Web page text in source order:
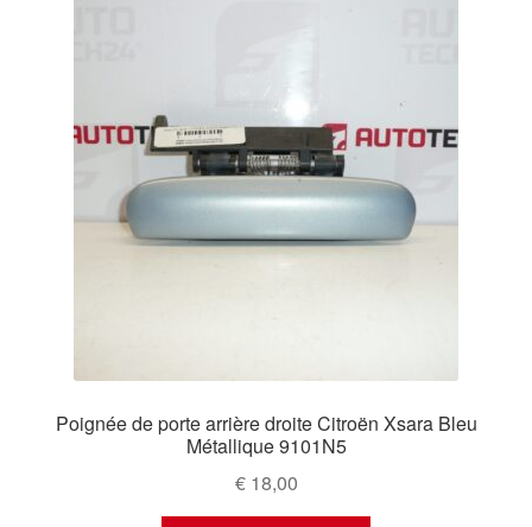
Poignée de porte arrière droite Citroën Xsara Bleu
Métallique 9101N5
€18,00